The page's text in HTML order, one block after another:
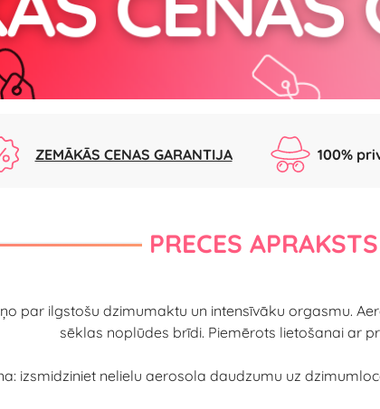
ZEMĀKĀS CENAS GARANTIJA 100%
PRECES APRAKSTS
par ilgstošu dzimumaktu un intensīvāku orgasmu.
sēklas noplūdes brīdi. Piemērots lietošanai ar
izsmidziniet nelielu aerosola daudzumu uz